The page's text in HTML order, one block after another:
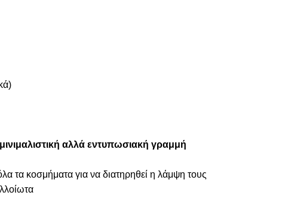
αλλά εντυπωσιακή γραμμή
τα κοσμήματα για να διατηρηθεί η λάμψη τους